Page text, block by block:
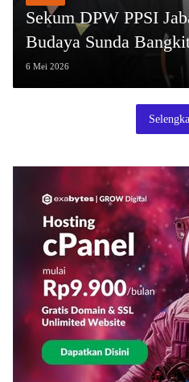
Sekum DPW PPSI
Budaya Sunda
6 Mei 2026